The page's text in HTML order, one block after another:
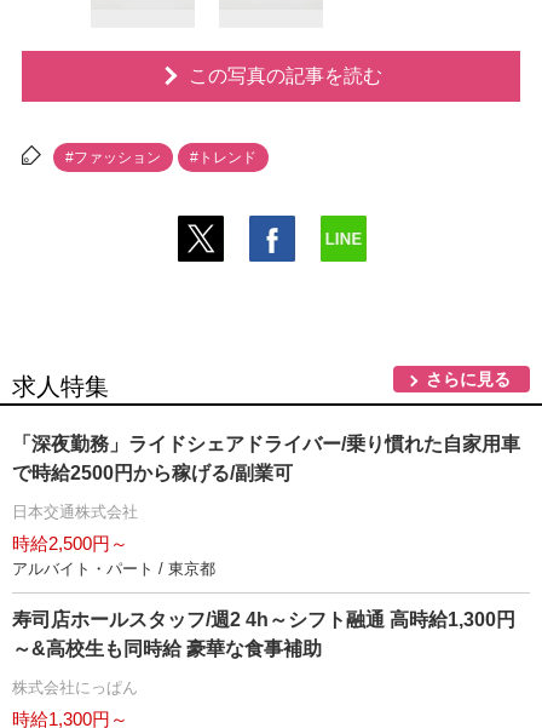
この写真の記事を読む
#ファッション #トレンド
求人特集 さらに見る
「深夜勤務」ライドシェアドライバー/乗り慣れた自家用車
で時給2500円から稼げる/副業可
日本交通株式会社
時給2,500円～
アルバイト・パート / 東京都
寿司店ホールスタッフ/週2 4h～シフト融通 高時給1,300円
～&高校生も同時給 豪華な食事補助
株式会社にっぱん
時給1,300円～